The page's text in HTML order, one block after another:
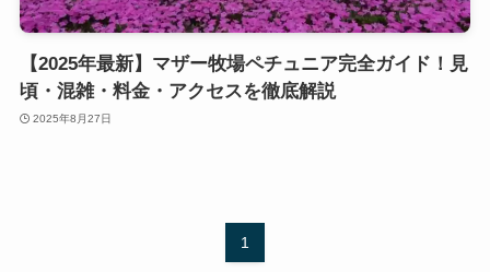
【2025年最新】マザー牧場ペチュニア完全ガイド！見
頃・混雑・料金・アクセスを徹底解説
2025年8月27日
1